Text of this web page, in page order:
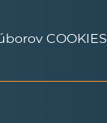
COOKIES